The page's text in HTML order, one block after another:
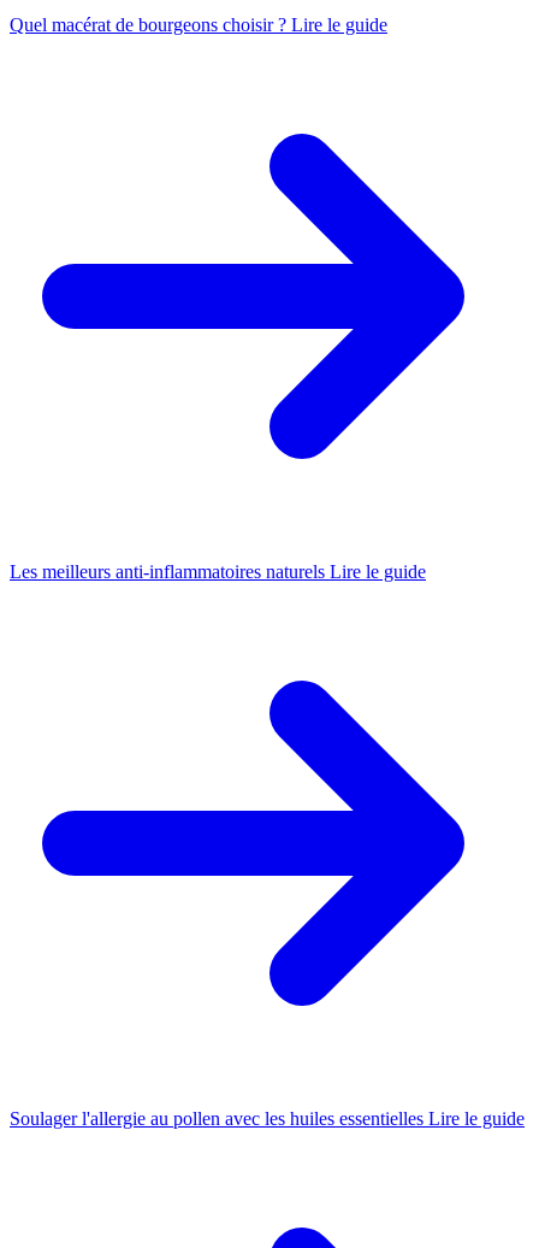
Quel macérat de bourgeons choisir ? Lire le guide
Les meilleurs anti-inflammatoires naturels Lire le guide
Soulager l'allergie au pollen avec les huiles essentielles Lire le guide